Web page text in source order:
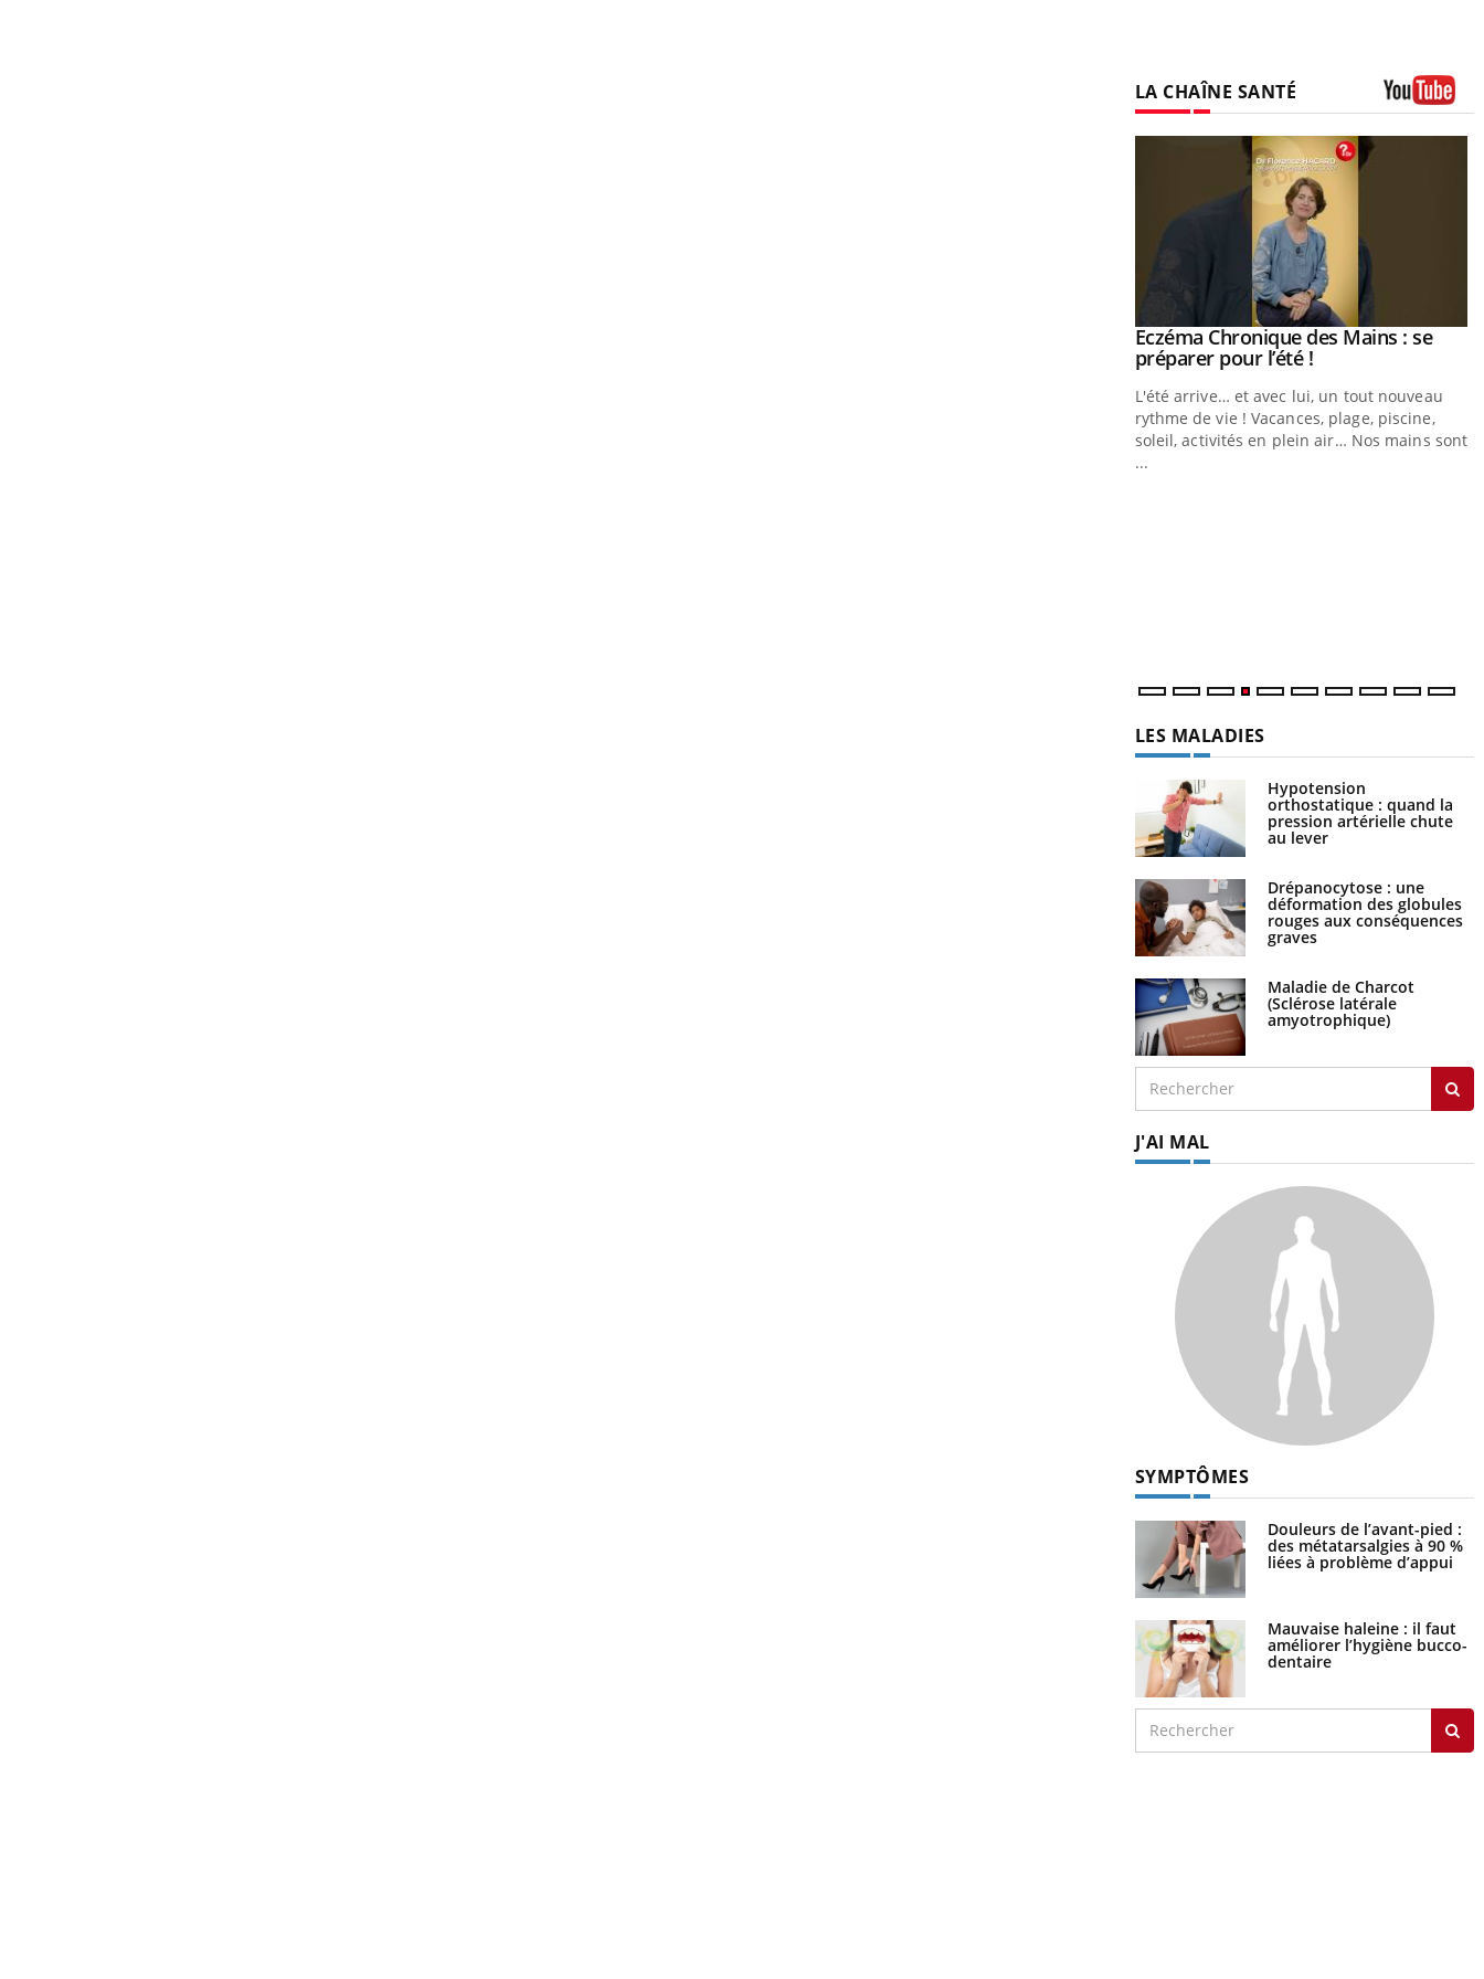
LA CHAÎNE SANTÉ
Youtube
Eczéma Chronique des Mains : se
préparer pour l’été !Youtube
L'été arrive… et avec lui, un tout nouveau
rythme de vie ! Vacances, plage, piscine,
soleil, activités en plein air… Nos mains sont
...
LES MALADIES
Hypotension
orthostatique : quand la
pression artérielle chute
au lever
Drépanocytose : une
déformation des globules
rouges aux conséquences
graves
Maladie de Charcot
(Sclérose latérale
amyotrophique)
J'AI MAL
SYMPTÔMES
Douleurs de l’avant-pied :
des métatarsalgies à 90 %
liées à problème d’appui
Mauvaise haleine : il faut
améliorer l’hygiène bucco-
dentaire